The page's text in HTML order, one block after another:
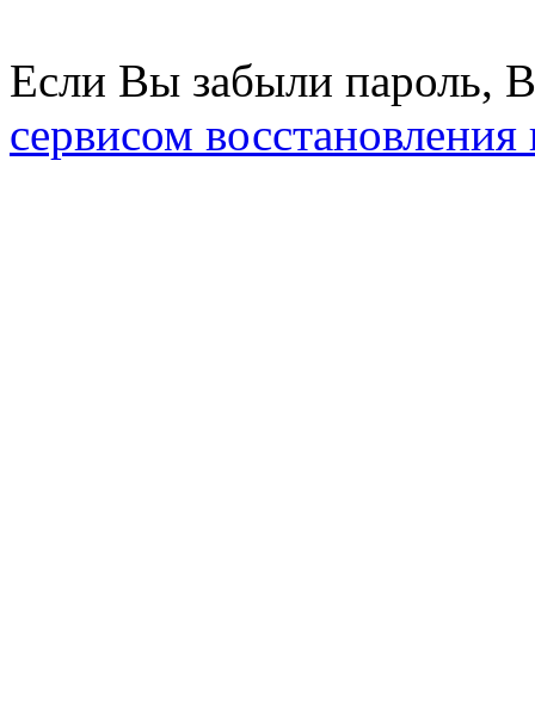
Если Вы забыли пароль,
сервисом восстановления